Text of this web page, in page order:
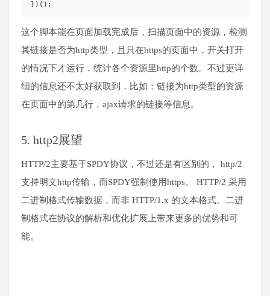
})();
这个脚本能在页面加载完成后，扫描页面中的资源，检测
其链接是否为http类型，且只在https的页面中，开关打开
的情况下才运行，统计各个资源里http的个数。不过更详
细的信息还不太好获取到，比如：链接为http类型的资源
在页面中的第几行，ajax请求的链接等信息。
5. http2展望
HTTP/2主要基于SPDY协议，不过还是有区别的， http/2
支持明文http传输，而SPDY强制使用https。 HTTP/2 采用
二进制格式传输数据，而非 HTTP/1.x 的文本格式。二进
制格式在协议的解析和优化扩展上带来更多的优势和可
能。